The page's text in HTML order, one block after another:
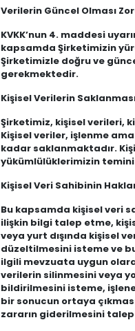
Verilerin Güncel Olması
KVKK’nun 4. maddesi
kapsamda Şirketimizin
Şirketimizle doğru ve
gerekmektedir.
Kişisel Verilerin
Şirketimiz, kişisel verileri,
Kişisel veriler, işlenme
kadar saklanmaktadır.
yükümlülüklerimizin
Kişisel Veri Sahibinin
Bu kapsamda kişisel veri
ilişkin bilgi talep etme,
veya yurt dışında kişisel
düzeltilmesini isteme ve
ilgili mevzuata uygun
verilerin silinmesini veya
bildirilmesini isteme,
bir sonucun ortaya
zararın giderilmesini